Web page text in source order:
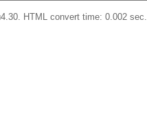
HTML convert time: 0.002 sec.